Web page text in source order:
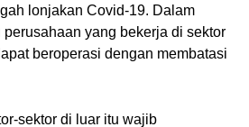
lonjakan Covid-19. Dalam
yang bekerja di sektor
beroperasi dengan membatasi
sektor di luar itu wajib